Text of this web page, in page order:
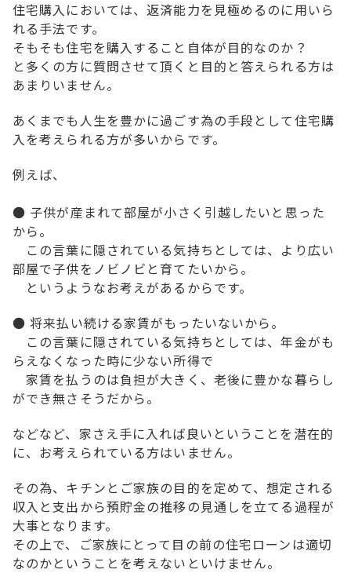
住宅購入においては、返済能力を見極めるのに用いら
れる手法です。
そもそも住宅を購入すること自体が目的なのか？
と多くの方に質問させて頂くと目的と答えられる方は
あまりいません。
あくまでも 人生を豊かに過ごす為の手段 として住宅購
入を考えられる方が多いからです。
例えば、
● 子供が産まれて部屋が小さく引越したい と思った
から。
この言葉に隠されている気持ちとしては、より広い
部屋で子供をノビノビと育てたいから。
というようなお考えがあるからです。
● 将来払い続ける家賃がもったいないから。
この言葉に隠されている気持ちとしては、年金がも
らえなくなった時に少ない所得で
家賃を払うのは負担が大きく、老後に豊かな暮らし
ができ無さそうだから。
などなど、 家さえ手に入れば良い ということを潜在的
に、お考えられている方はいません。
その為、キチンとご家族の目的を定めて、想定される
収入と支出から預貯金の推移の見通しを立てる過程が
大事となります。
その上で、
ご家族にとって目の前の住宅ローンは適切
なのかということを考えないといけません。